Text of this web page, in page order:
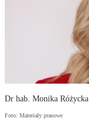
Dr hab. Monika Różycka
Foto: Materiały prasowe